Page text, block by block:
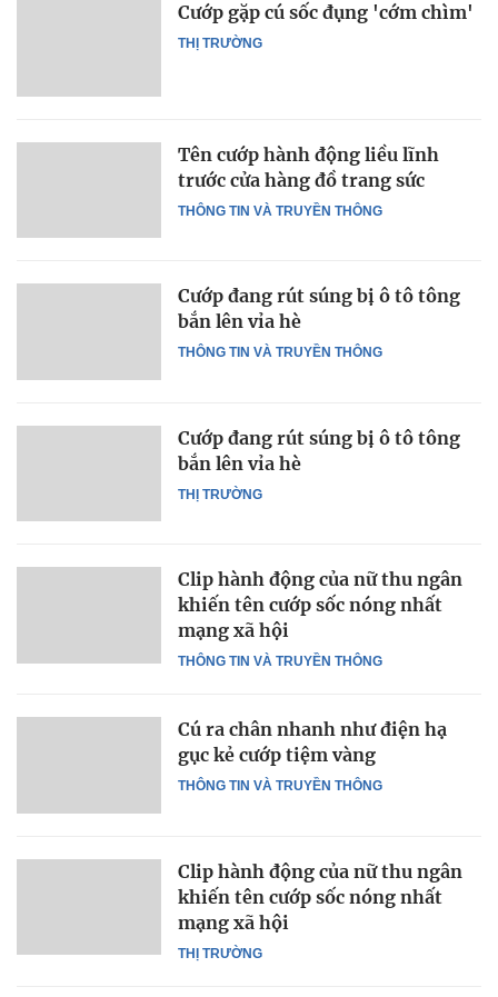
THỊ TRƯỜNG
Cướp gặp cú sốc đụng 'cớm chìm'
THÔNG TIN VÀ TRUYỀN THÔNG
Tên cướp hành động liều lĩnh
trước cửa hàng đồ trang sức
THÔNG TIN VÀ TRUYỀN THÔNG
Cướp đang rút súng bị ô tô tông
bắn lên vỉa hè
THỊ TRƯỜNG
Cướp đang rút súng bị ô tô tông
bắn lên vỉa hè
THÔNG TIN VÀ TRUYỀN THÔNG
Clip hành động của nữ thu ngân
khiến tên cướp sốc nóng nhất
mạng xã hội
THÔNG TIN VÀ TRUYỀN THÔNG
Cú ra chân nhanh như điện hạ
gục kẻ cướp tiệm vàng
THỊ TRƯỜNG
Clip hành động của nữ thu ngân
khiến tên cướp sốc nóng nhất
mạng xã hội